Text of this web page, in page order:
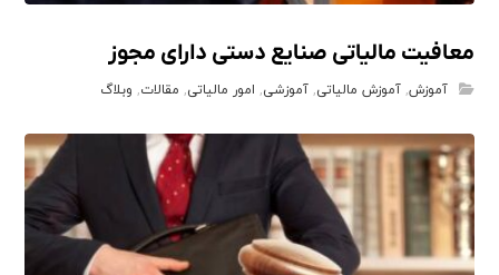
معافیت مالیاتی صنایع دستی دارای مجوز
آموزش,آموزش مالیاتی,آموزشی, امور مالیاتی, مقالات, وبلاگ